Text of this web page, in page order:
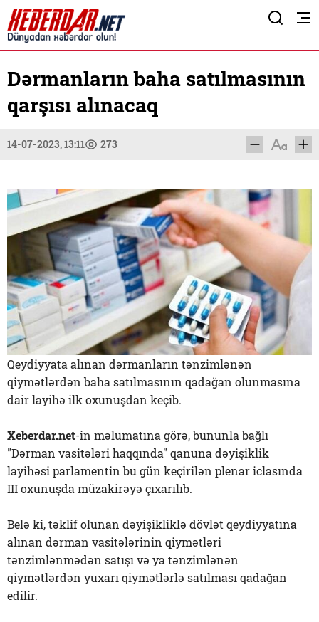
Dərmanların baha satılmasının
qarşısı alınacaq
14-07-2023, 13:11 273
Qeydiyyata alınan dərmanların tənzimlənən
qiymətlərdən baha satılmasının qadağan olunmasına
dair layihə ilk oxunuşdan keçib.
Xeberdar.net-in məlumatına görə, bununla bağlı
"Dərman vasitələri haqqında" qanuna dəyişiklik
layihəsi parlamentin bu gün keçirilən plenar iclasında
III oxunuşda müzakirəyə çıxarılıb.
Belə ki, təklif olunan dəyişikliklə dövlət qeydiyyatına
alınan dərman vasitələrinin qiymətləri
tənzimlənmədən satışı və ya tənzimlənən
qiymətlərdən yuxarı qiymətlərlə satılması qadağan
edilir.